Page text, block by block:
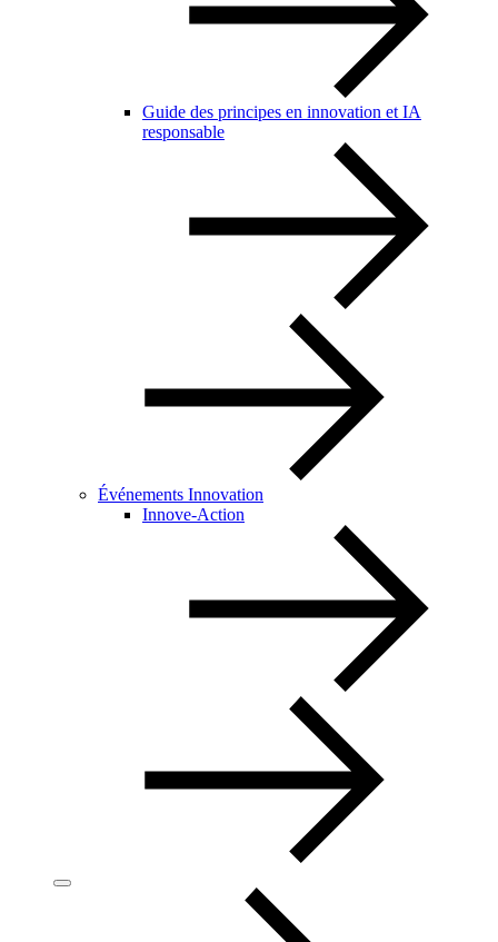
Guide des principes en innovation et IA
responsable
Événements Innovation
Innove-Action